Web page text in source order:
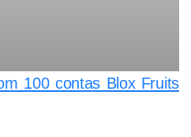
100 contas Blox Fruits